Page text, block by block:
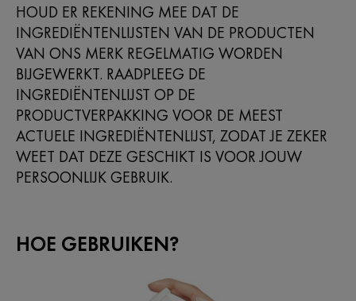
HOUD ER REKENING MEE DAT DE
INGREDIËNTENLIJSTEN VAN DE PRODUCTEN
VAN ONS MERK REGELMATIG WORDEN
BIJGEWERKT. RAADPLEEG DE
INGREDIËNTENLIJST OP DE
PRODUCTVERPAKKING VOOR DE MEEST
ACTUELE INGREDIËNTENLIJST, ZODAT JE ZEKER
WEET DAT DEZE GESCHIKT IS VOOR JOUW
PERSOONLIJK GEBRUIK.
HOE GEBRUIKEN?